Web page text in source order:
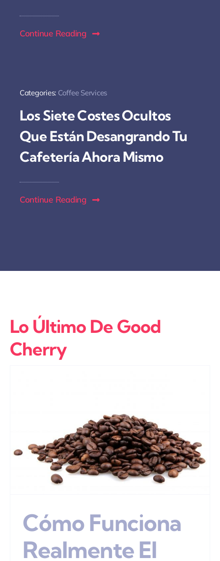
Continue Reading
Categories: Coffee Services
Los Siete Costes Ocultos
Que Están Desangrando Tu
Cafetería Ahora Mismo
Continue Reading
Lo Último De Good
Cherry
Cómo Funciona
Realmente El